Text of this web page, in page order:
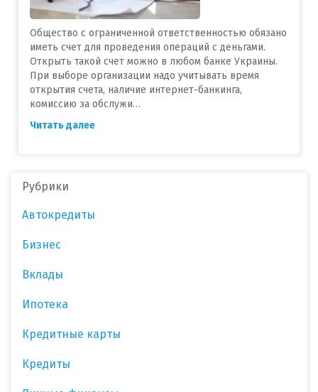
Общество с ограниченной ответственностью обязано
иметь счет для проведения операций с деньгами.
Открыть такой счет можно в любом банке Украины.
При выборе организации надо учитывать время
открытия счета, наличие интернет-банкинга,
комиссию за обслужи…
Читать далее
Рубрики
Автокредиты
Бизнес
Вклады
Ипотека
Кредитные карты
Кредиты